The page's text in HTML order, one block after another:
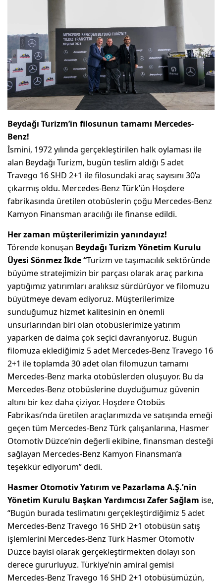
Beydağı Turizm’in filosunun tamamı Mercedes-
Benz!
İsmini, 1972 yılında gerçekleştirilen halk oylaması ile
alan Beydağı Turizm, bugün teslim aldığı 5 adet
Travego 16 SHD 2+1 ile filosundaki araç sayısını 30’a
çıkarmış oldu. Mercedes-Benz Türk’ün Hoşdere
fabrikasında üretilen otobüslerin çoğu Mercedes-Benz
Kamyon Finansman aracılığı ile finanse edildi.
Her zaman müşterilerimizin yanındayız!
Törende konuşan Beydağı Turizm Yönetim Kurulu
Üyesi Sönmez İkde“Turizm ve taşımacılık sektöründe
büyüme stratejimizin bir parçası olarak araç parkına
yaptığımız yatırımları aralıksız sürdürüyor ve filomuzu
büyütmeye devam ediyoruz. Müşterilerimize
sunduğumuz hizmet kalitesinin en önemli
unsurlarından biri olan otobüslerimize yatırım
yaparken de daima çok seçici davranıyoruz. Bugün
filomuza eklediğimiz 5 adet Mercedes-Benz Travego 16
2+1 ile toplamda 30 adet olan filomuzun tamamı
Mercedes-Benz marka otobüslerden oluşuyor. Bu da
Mercedes-Benz otobüslerine duyduğumuz güvenin
altını bir kez daha çiziyor. Hoşdere Otobüs
Fabrikası’nda üretilen araçlarımızda ve satışında emeği
geçen tüm Mercedes-Benz Türk çalışanlarına, Hasmer
Otomotiv Düzce’nin değerli ekibine, finansman desteği
sağlayan Mercedes-Benz Kamyon Finansman’a
teşekkür ediyorum” dedi.
Hasmer Otomotiv Yatırım ve Pazarlama A.Ş.’nin
Yönetim Kurulu Başkan Yardımcısı Zafer Sağlam ise,
“Bugün burada teslimatını gerçekleştirdiğimiz 5 adet
Mercedes-Benz Travego 16 SHD 2+1 otobüsün satış
işlemlerini Mercedes-Benz Türk Hasmer Otomotiv
Düzce bayisi olarak gerçekleştirmekten dolayı son
derece gururluyuz. Türkiye’nin amiral gemisi
Mercedes-Benz Travego 16 SHD 2+1 otobüsümüzün,